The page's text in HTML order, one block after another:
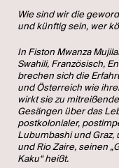
Wie sind wir die
und künftig sein, wer
In Fiston Mwanza
Swahili, Französisch,
brechen sich die
und Österreich wie
wirkt sie zu
Gesängen über das
postkolonialer,
Lubumbashi und Graz,
und Rio Zaire, seinen
Kaku“ heißt.